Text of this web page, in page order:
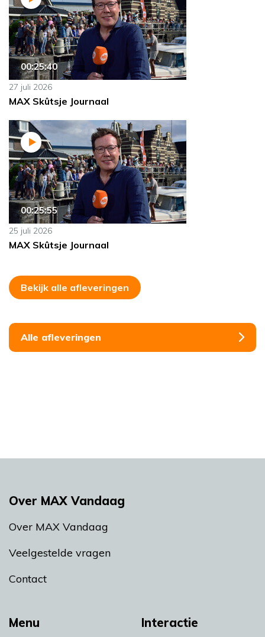
00:25:40
27 juli 2026
MAX Skûtsje Journaal
00:25:55
25 juli 2026
MAX Skûtsje Journaal
Bekijk alle afleveringen
Alle afleveringen
Menu Interactie
Over MAX Vandaag
Over MAX Vandaag
Veelgestelde vragen
Contact